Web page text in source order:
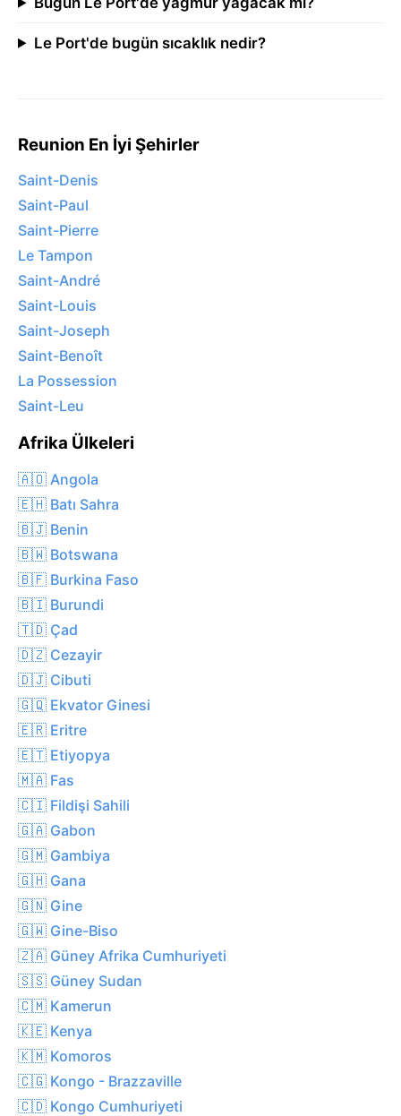
Le Port'de bugün sıcaklık nedir?
Reunion En İyi Şehirler
Saint-Denis
Saint-Paul
Saint-Pierre
Le Tampon
Saint-André
Saint-Louis
Saint-Joseph
Saint-Benoît
La Possession
Saint-Leu
Afrika Ülkeleri
🇦🇴 Angola
🇪🇭 Batı Sahra
🇧🇯 Benin
🇧🇼 Botswana
🇧🇫 Burkina Faso
🇧🇮 Burundi
🇹🇩 Çad
🇩🇿 Cezayir
🇩🇯 Cibuti
🇬🇶 Ekvator Ginesi
🇪🇷 Eritre
🇪🇹 Etiyopya
🇲🇦 Fas
🇨🇮 Fildişi Sahili
🇬🇦 Gabon
🇬🇲 Gambiya
🇬🇭 Gana
🇬🇳 Gine
🇬🇼 Gine-Biso
🇿🇦 Güney Afrika Cumhuriyeti
🇸🇸 Güney Sudan
🇨🇲 Kamerun
🇰🇪 Kenya
🇰🇲 Komoros
🇨🇬 Kongo - Brazzaville
🇨🇩 Kongo Cumhuriyeti